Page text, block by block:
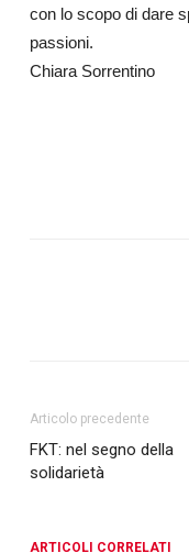
con lo scopo di dare
passioni.
Chiara Sorrentino
Articolo precedente
FKT: nel segno della
solidarietà
ARTICOLI CORRELATI